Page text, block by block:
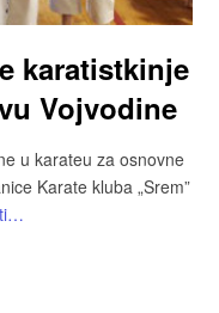
karatistkinje
Vojvodine
u karateu za osnovne
Karate kluba „Srem”